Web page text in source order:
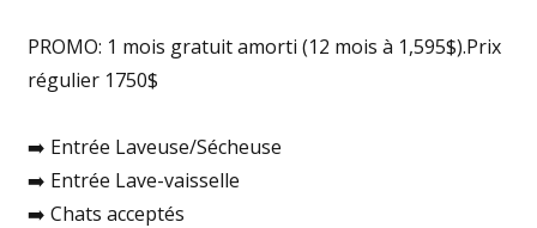
PROMO: 1 mois gratuit amorti (12 mois à 1,595$).Prix
régulier 1750$
➡️ Entrée Laveuse/Sécheuse
➡️ Entrée Lave-vaisselle
➡️ Chats acceptés